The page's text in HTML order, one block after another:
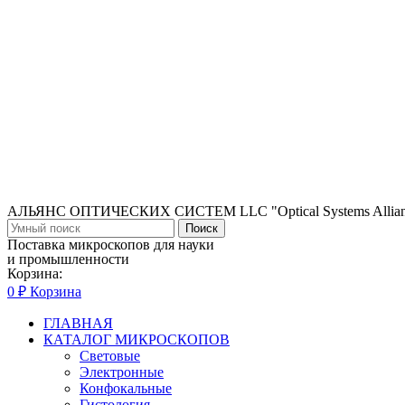
АЛЬЯНС ОПТИЧЕСКИХ СИСТЕМ LLC "Optical Systems
Поиск
Поставка микроскопов для науки
и промышленности
Корзина:
0 ₽ Корзина
ГЛАВНАЯ
КАТАЛОГ МИКРОСКОПОВ
Световые
Электронные
Конфокальные